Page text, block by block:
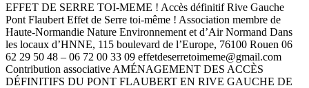
EFFET DE SERRE TOI-MEME ! Accès définitif Rive Gauche
Pont Flaubert Effet de Serre toi-même ! Association membre de
Haute-Normandie Nature Environnement et d’Air Normand Dans
les locaux d’HNNE, 115 boulevard de l’Europe, 76100 Rouen 06
62 29 50 48 – 06 72 00 33 09 effetdeserretoimeme@gmail.com
Contribution associative AMÉNAGEMENT DES ACCÈS
DÉFINITIFS DU PONT FLAUBERT EN RIVE GAUCHE DE